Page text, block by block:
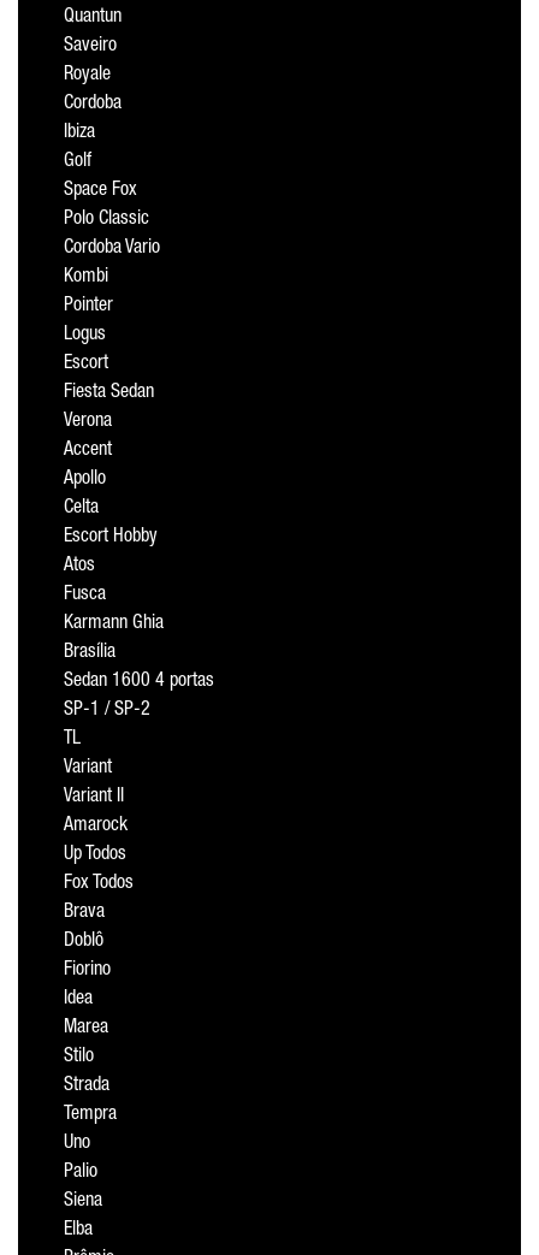
Quantun
Saveiro
Royale
Cordoba
Ibiza
Golf
Space Fox
Polo Classic
Cordoba Vario
Kombi
Pointer
Logus
Escort
Fiesta Sedan
Verona
Accent
Apollo
Celta
Escort Hobby
Atos
Fusca
Karmann Ghia
Brasília
Sedan 1600 4 portas
SP-1 / SP-2
TL
Variant
Variant II
Amarock
Up Todos
Fox Todos
Brava
Doblô
Fiorino
Idea
Marea
Stilo
Strada
Tempra
Uno
Palio
Siena
Elba